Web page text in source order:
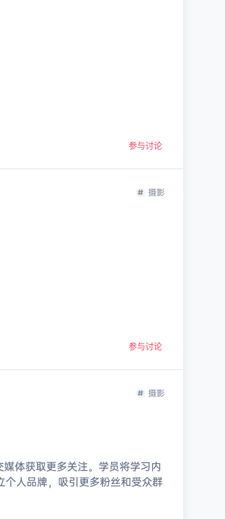
参与讨论
摄影
参与讨论
摄影
体获取更多关注。学员将学习内
人品牌，吸引更多粉丝和受众群